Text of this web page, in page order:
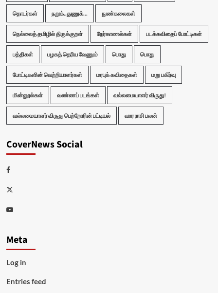
தொடர்கள் நறுக்..துணுக்... நுண்கலைகள்
நெல்லைத் தமிழில் திருக்குறள் நேர்காணல்கள் படக்கவிதைப் போட்டிகள்
பத்திகள் பழகத் தெரிய வேணும் பொது பொது
போட்டிகளின் வெற்றியாளர்கள் மரபுக் கவிதைகள் மறு பகிர்வு
மின்னூல்கள் வண்ணப் படங்கள் வல்லமையாளர் விருது!
வல்லமையாளர் விருது பெற்றோரின் பட்டியல் வார ராசி பலன்
CoverNews Social
Facebook
Twitter
Youtube
Meta
Log in
Entries feed